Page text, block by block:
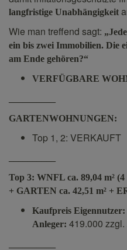
langfristige Unabhängigkeit
Wie man treffend sagt:
ein bis zwei Immobilien. Die
am Ende gehören?“
VERFÜGBARE
GARTENWOHNUNGEN:
Top 1, 2: VERKAUFT
Top 3: WNFL ca. 89,04 m²
+ GARTEN ca. 42,51 m² +
Kaufpreis Eigennutzer:
Anleger: 419.000